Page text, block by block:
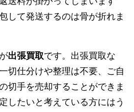
して発送するのは骨が折れま
出張買取です。出張買取な
切仕分けや整理は不要、ご自
切手を売却することができま
したいと考えている方にはう